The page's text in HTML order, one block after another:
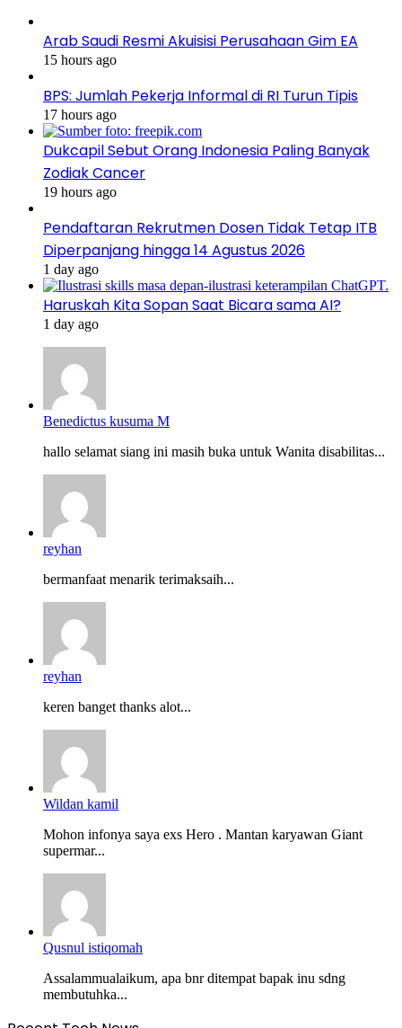
Arab Saudi Resmi Akuisisi Perusahaan Gim EA
15 hours ago
BPS: Jumlah Pekerja Informal di RI Turun Tipis
17 hours ago
Dukcapil Sebut Orang Indonesia Paling Banyak
Zodiak Cancer
19 hours ago
Pendaftaran Rekrutmen Dosen Tidak Tetap ITB
Diperpanjang hingga 14 Agustus 2026
1 day ago
Haruskah Kita Sopan Saat Bicara sama AI?
1 day ago
Benedictus kusuma M
hallo selamat siang ini masih buka untuk Wanita disabilitas...
reyhan
bermanfaat menarik terimaksaih...
reyhan
keren banget thanks alot...
Wildan kamil
Mohon infonya saya exs Hero . Mantan karyawan Giant
supermar...
Qusnul istiqomah
Assalammualaikum, apa bnr ditempat bapak inu sdng
membutuhka...